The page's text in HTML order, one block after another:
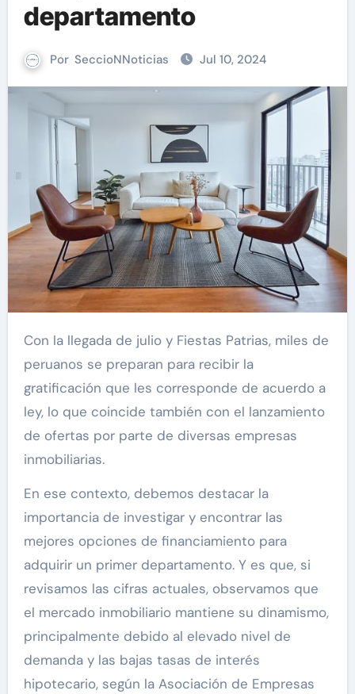
departamento
Por SeccioNNoticias Jul 10, 2024
Con la llegada de julio y Fiestas Patrias, miles de
peruanos se preparan para recibir la
gratificación que les corresponde de acuerdo a
ley, lo que coincide también con el lanzamiento
de ofertas por parte de diversas empresas
inmobiliarias.
En ese contexto, debemos destacar la
importancia de investigar y encontrar las
mejores opciones de financiamiento para
adquirir un primer departamento. Y es que, si
revisamos las cifras actuales, observamos que
el mercado inmobiliario mantiene su dinamismo,
principalmente debido al elevado nivel de
demanda y las bajas tasas de interés
hipotecario, según la Asociación de Empresas